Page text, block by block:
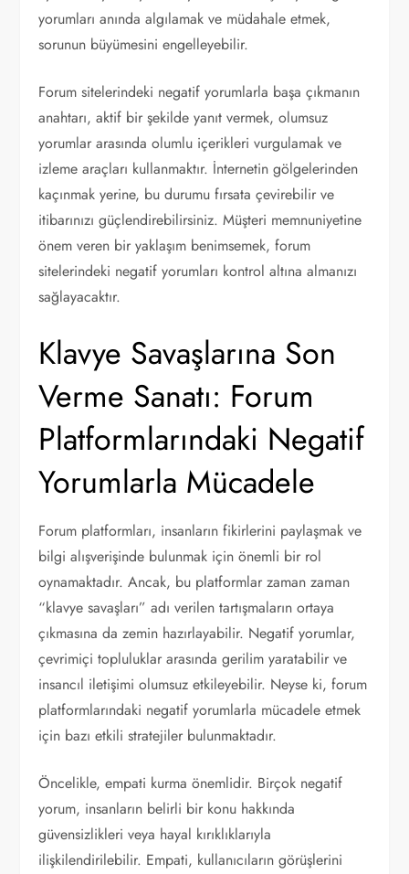
yorumları anında algılamak ve müdahale etmek,
sorunun büyümesini engelleyebilir.
Forum sitelerindeki negatif yorumlarla başa çıkmanın
anahtarı, aktif bir şekilde yanıt vermek, olumsuz
yorumlar arasında olumlu içerikleri vurgulamak ve
izleme araçları kullanmaktır. İnternetin gölgelerinden
kaçınmak yerine, bu durumu fırsata çevirebilir ve
itibarınızı güçlendirebilirsiniz. Müşteri memnuniyetine
önem veren bir yaklaşım benimsemek, forum
sitelerindeki negatif yorumları kontrol altına almanızı
sağlayacaktır.
Klavye Savaşlarına Son
Verme Sanatı: Forum
Platformlarındaki Negatif
Yorumlarla Mücadele
Forum platformları, insanların fikirlerini paylaşmak ve
bilgi alışverişinde bulunmak için önemli bir rol
oynamaktadır. Ancak, bu platformlar zaman zaman
“klavye savaşları” adı verilen tartışmaların ortaya
çıkmasına da zemin hazırlayabilir. Negatif yorumlar,
çevrimiçi topluluklar arasında gerilim yaratabilir ve
insancıl iletişimi olumsuz etkileyebilir. Neyse ki, forum
platformlarındaki negatif yorumlarla mücadele etmek
için bazı etkili stratejiler bulunmaktadır.
Öncelikle, empati kurma önemlidir. Birçok negatif
yorum, insanların belirli bir konu hakkında
güvensizlikleri veya hayal kırıklıklarıyla
ilişkilendirilebilir. Empati, kullanıcıların görüşlerini